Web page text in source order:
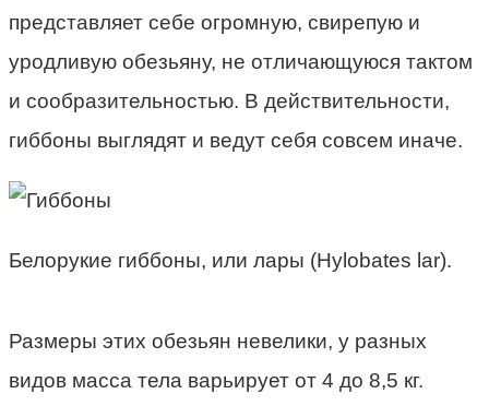
представляет себе огромную, свирепую и
уродливую обезьяну, не отличающуюся тактом
и сообразительностью. В действительности,
гиббоны выглядят и ведут себя совсем иначе.
Белорукие гиббоны, или лары (Hylobates lar).
Размеры этих обезьян невелики, у разных
видов масса тела варьирует от 4 до 8,5 кг.